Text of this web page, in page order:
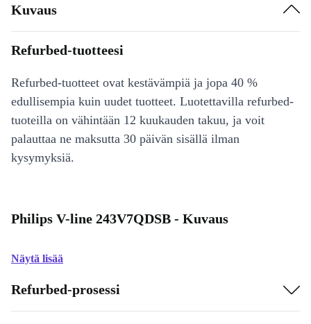
Kuvaus
Refurbed-tuotteesi
Refurbed-tuotteet ovat kestävämpiä ja jopa 40 %
edullisempia kuin uudet tuotteet. Luotettavilla refurbed-
tuoteilla on vähintään 12 kuukauden takuu, ja voit
palauttaa ne maksutta 30 päivän sisällä ilman
kysymyksiä.
Philips V-line 243V7QDSB - Kuvaus
Näytä lisää
Refurbed-prosessi